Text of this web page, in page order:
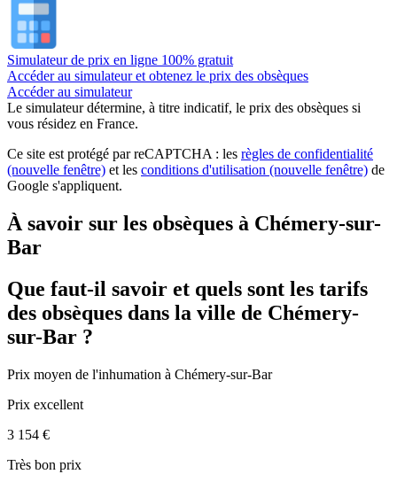
Simulateur de prix en ligne 100% gratuit
Accéder au simulateur et obtenez le prix des obsèques
Accéder au simulateur
Le simulateurdétermine, à titre indicatif, le prix des obsèques si
vous résidez en France.
Ce site est protégé par reCAPTCHA : les règles de confidentialité
(nouvelle fenêtre) et les conditions d'utilisation (nouvelle fenêtre) de
Google s'appliquent.
À savoir sur les obsèques à Chémery-sur-
Bar
Que faut-il savoir et quels sont les tarifs
des obsèques dans la ville de Chémery-
sur-Bar ?
Prix moyen de l'inhumation à Chémery-sur-Bar
Prix excellent
3 154 €
Très bon prix